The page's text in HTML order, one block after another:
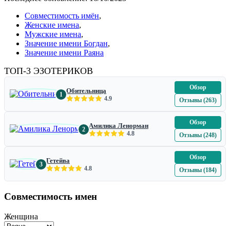
Совместимость имён,
Женские имена,
Мужские имена,
Значение имени Богдан,
Значение имени Раяна
ТОП-3 ЭЗОТЕРИКОВ
1 Обительница
4.9
Обзор
Отзывы (263)
2 Амилика Ленорман
4.8
Обзор
Отзывы (248)
3 Гетейва
4.8
Обзор
Отзывы (184)
Совместимость имен
Женщина